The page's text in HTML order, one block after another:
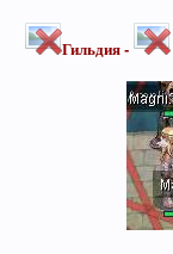
Гильдия -